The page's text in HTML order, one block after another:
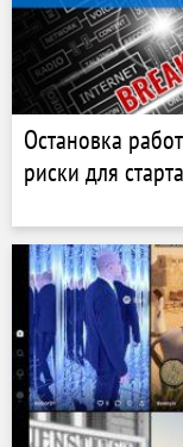
Остановка
риски для